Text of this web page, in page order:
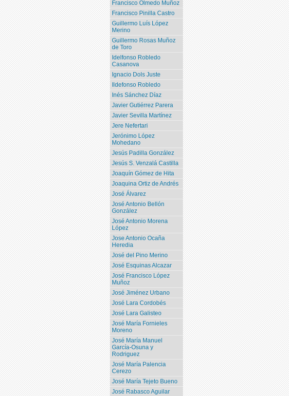
Francisco Olmedo Muñoz
Francisco Pinilla Castro
Guillermo Luís López
Merino
Guillermo Rosas Muñoz
de Toro
Idelfonso Robledo
Casanova
Ignacio Dols Juste
Ildefonso Robledo
Inés Sánchez Díaz
Javier Gutiérrez Parera
Javier Sevilla Martínez
Jere Nefertari
Jerónimo López
Mohedano
Jesús Padilla González
Jesús S. Venzalá Castilla
Joaquín Gómez de Hita
Joaquina Ortiz de Andrés
José Álvarez
José Antonio Bellón
González
José Antonio Morena
López
Jose Antonio Ocaña
Heredia
José del Pino Merino
José Esquinas Alcazar
José Francisco López
Muñoz
José Jiménez Urbano
José Lara Cordobés
José Lara Galisteo
José María Fornieles
Moreno
José María Manuel
García-Osuna y
Rodriguez
José María Palencia
Cerezo
José María Tejeto Bueno
José Rabasco Aguilar